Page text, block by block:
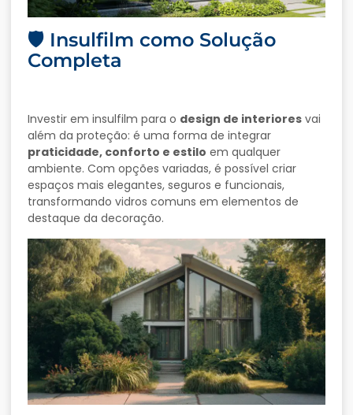
🛡️ Insulfilm como Solução
Completa
Investir em insulfilm para o design de interiores vai
além da proteção: é uma forma de integrar
praticidade, conforto e estilo em qualquer
ambiente. Com opções variadas, é possível criar
espaços mais elegantes, seguros e funcionais,
transformando vidros comuns em elementos de
destaque da decoração.